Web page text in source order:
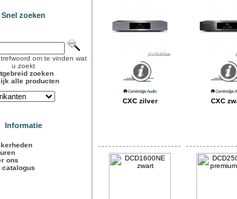
Snel zoeken
om te vinden wat
u zoekt
zoeken
alle producten
Informatie
ons
catalogus
CXC zilver CXC